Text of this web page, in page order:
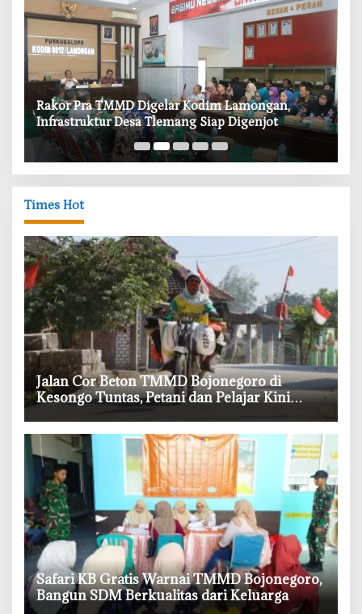
‎Rakor Pra TMMD Digelar Kodim Lamongan,
Infrastruktur Desa Tlemang Siap Digenjot
Times Hot
‎Jalan Cor Beton TMMD Bojonegoro di
Kesongo Tuntas, Petani dan Pelajar Kini
‎Safari KB Gratis Warnai TMMD Bojonegoro,
Bangun SDM Berkualitas dari Keluarga